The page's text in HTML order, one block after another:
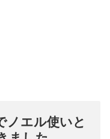
ノエル使いと